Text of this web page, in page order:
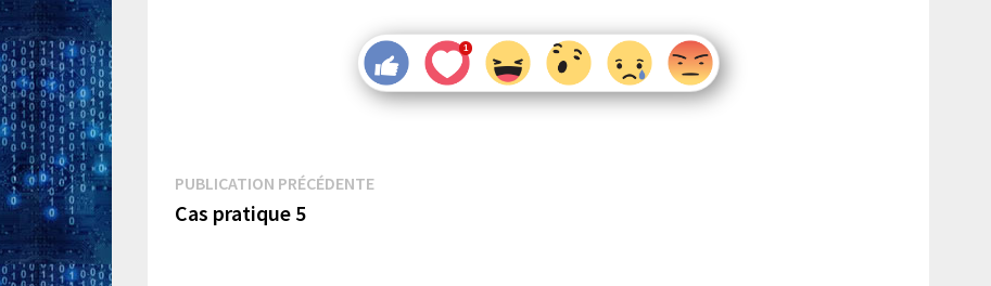
Navigation
de
PUBLICATION PRÉCÉDENTEPublication
Cas pratique 5